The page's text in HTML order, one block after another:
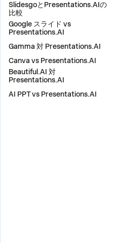
SlidesgoとPresentations.AIの
比較
Google スライド vs
Presentations.AI
Gamma 対 Presentations.AI
Canva vs Presentations.AI
Beautiful.AI 対
Presentations.AI
AI PPT vs Presentations.AI